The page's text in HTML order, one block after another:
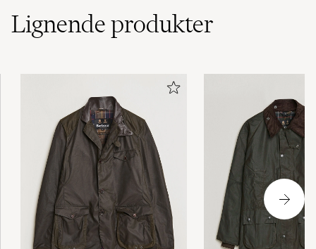
Lignendeprodukter